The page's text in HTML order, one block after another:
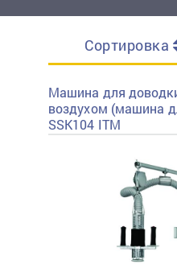
Сортировка
Машина для
воздухом (машина
SSK104 ITM